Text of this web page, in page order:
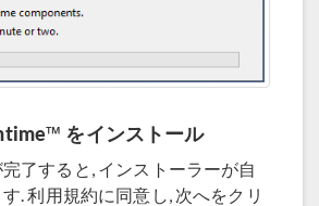
をインストール
了すると, インストーラーが自
. 利用規約に同意し, 次へをクリ